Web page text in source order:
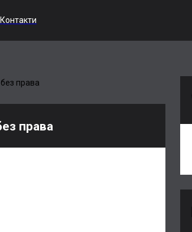
Контакти
права
права